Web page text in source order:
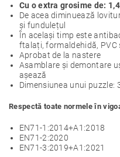
Cu o extra grosime de:
De acea diminuează
și fundulețul
În același timp este
ftalați, formaldehidă, PVC
Aprobat de la nastere
Asamblare și demontare
așează
Dimensiunea unui puzzle:
Respectă toate normele în
EN71-1:2014+A1:2018
EN71-2:2020
EN71-3:2019+A1:2021